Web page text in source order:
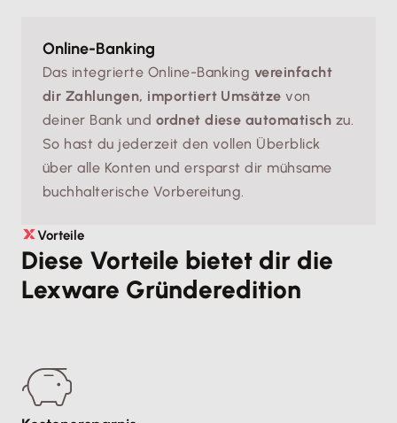
Online-Banking
Das integrierte Online-Banking vereinfacht
dir Zahlungen, importiert Umsätze von
deiner Bank und ordnet diese automatisch zu.
So hast du jederzeit den vollen Überblick
über alle Konten und ersparst dir mühsame
buchhalterische Vorbereitung.
Vorteile
Diese Vorteile bietet dir die
Lexware Gründeredition